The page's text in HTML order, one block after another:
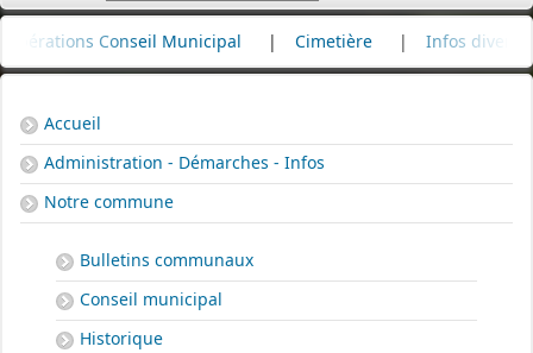
Municipal | Cimetière | Infos divers |
Accueil
Administration - Démarches - Infos
Notre commune
Bulletins communaux
Conseil municipal
Historique